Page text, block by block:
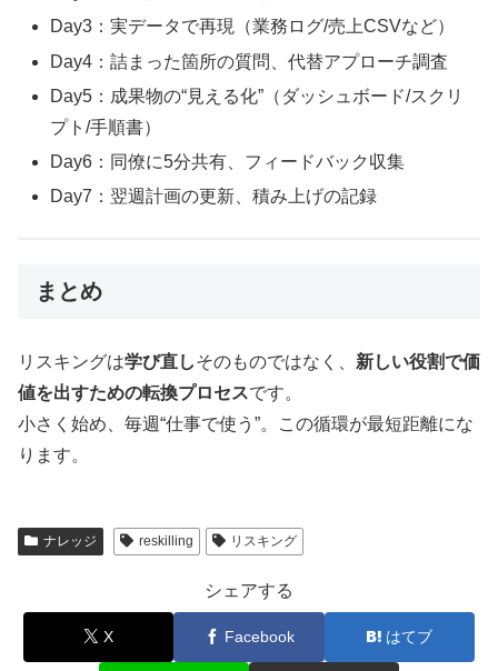
Day3：実データで再現（業務ログ/売上CSVなど）
Day4：詰まった箇所の質問、代替アプローチ調査
Day5：成果物の“見える化”（ダッシュボード/スクリ
プト/手順書）
Day6：同僚に5分共有、フィードバック収集
Day7：翌週計画の更新、積み上げの記録
まとめ
リスキングは学び直しそのものではなく、 新しい役割で価
値を出すための転換プロセスです。
小さく始め、毎週“仕事で使う”。この循環が最短距離にな
ります。
ナレッジ reskilling リスキング
シェアする
X Facebook はてブ